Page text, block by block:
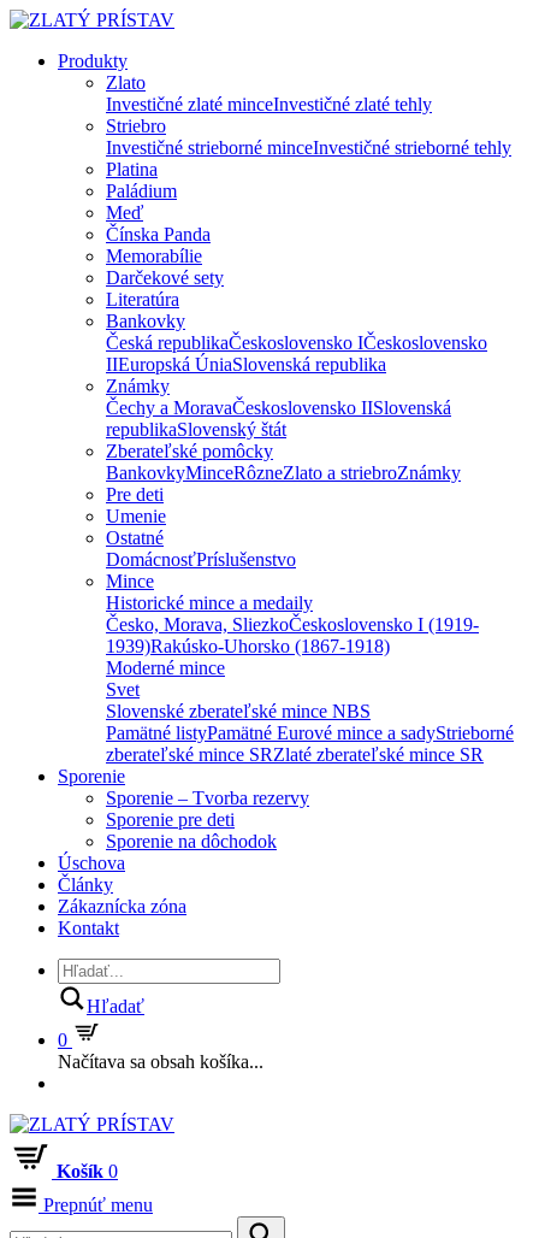
Produkty
Zlato
Investičné zlaté minceInvestičné zlaté tehly
Striebro
Investičné strieborné minceInvestičné strieborné tehly
Platina
Paládium
Meď
Čínska Panda
Memorabílie
Darčekové sety
Literatúra
Bankovky
Česká republikaČeskoslovensko IČeskoslovensko
IIEuropská ÚniaSlovenská republika
Známky
Čechy a MoravaČeskoslovensko IISlovenská
republikaSlovenský štát
Zberateľské pomôcky
BankovkyMinceRôzneZlato a striebroZnámky
Pre deti
Umenie
Ostatné
DomácnosťPríslušenstvo
Mince
Historické mince a medaily
Česko, Morava, SliezkoČeskoslovensko I (1919-
1939)Rakúsko-Uhorsko (1867-1918)
Moderné mince
Svet
Slovenské zberateľské mince NBS
Pamätné listyPamätné Eurové mince a sadyStrieborné
zberateľské mince SRZlaté zberateľské mince SR
Sporenie
Sporenie – Tvorba rezervy
Sporenie pre deti
Sporenie na dôchodok
Úschova
Články
Zákaznícka zóna
Kontakt
Hľadať
0
Načítava sa obsah košíka...
Košík 0
Prepnúť menu